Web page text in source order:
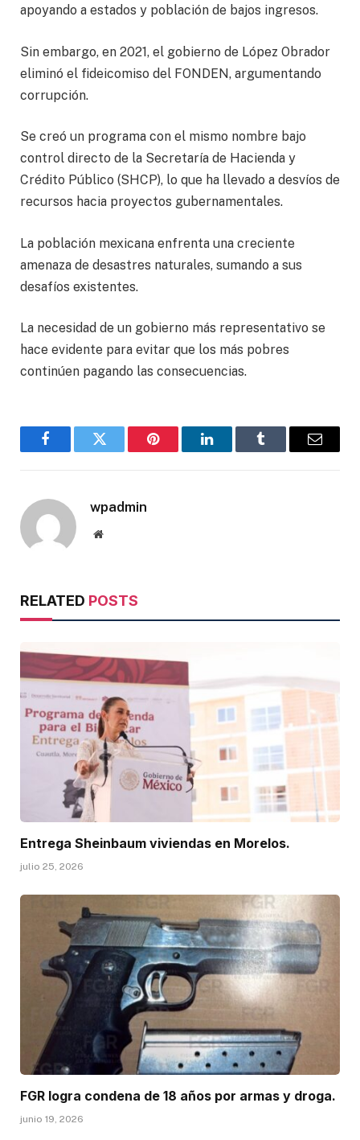
apoyando a estados y población de bajos ingresos.
Sin embargo, en 2021, el gobierno de López Obrador
eliminó el fideicomiso del FONDEN, argumentando
corrupción.
Se creó un programa con el mismo nombre bajo
control directo de la Secretaría de Hacienda y
Crédito Público (SHCP), lo que ha llevado a desvíos de
recursos hacia proyectos gubernamentales.
La población mexicana enfrenta una creciente
amenaza de desastres naturales, sumando a sus
desafíos existentes.
La necesidad de un gobierno más representativo se
hace evidente para evitar que los más pobres
continúen pagando las consecuencias.
FacebookTwitter Pinterest LinkedInTumblr Email
wpadmin
Website
RELATED POSTS
Entrega Sheinbaum viviendas en Morelos.
julio 25, 2026
FGR logra condena de 18 años por armas y droga.
junio 19, 2026